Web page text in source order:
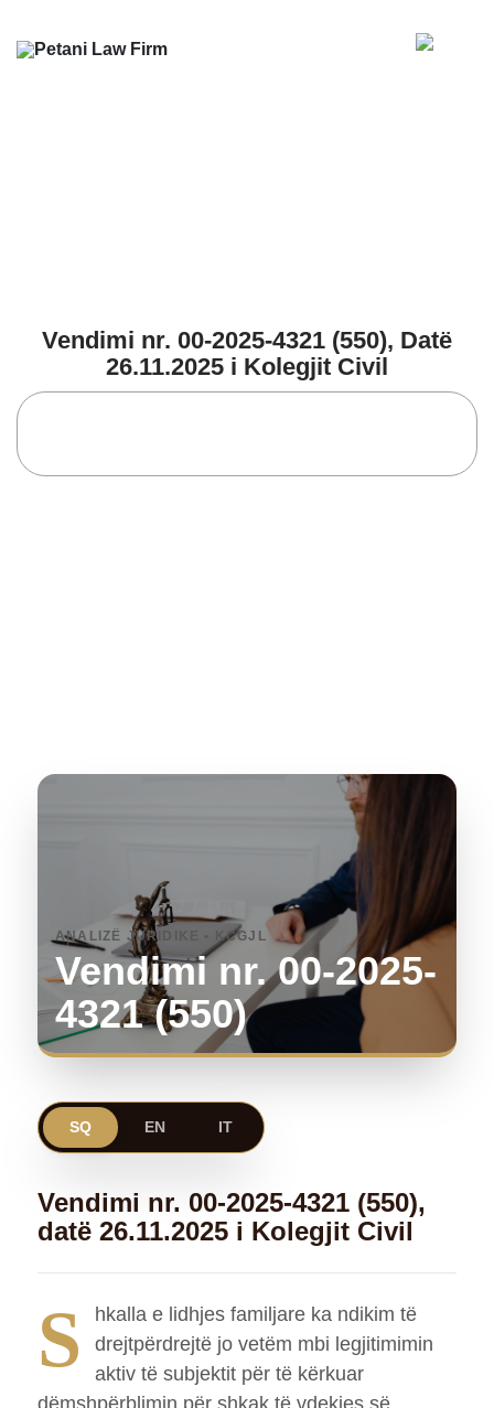
Vendimi nr. 00-2025-4321 (550), Datë
26.11.2025 i Kolegjit Civil
ANALIZË JURIDIKE • KCGJL
Vendimi nr. 00-2025-
4321 (550)
SQ EN IT
Vendimi nr. 00-2025-4321 (550),
datë 26.11.2025 i Kolegjit Civil
S
hkalla e lidhjes familjare ka ndikim të
drejtpërdrejtë jo vetëm mbi legjitimimin
aktiv të subjektit për të kërkuar